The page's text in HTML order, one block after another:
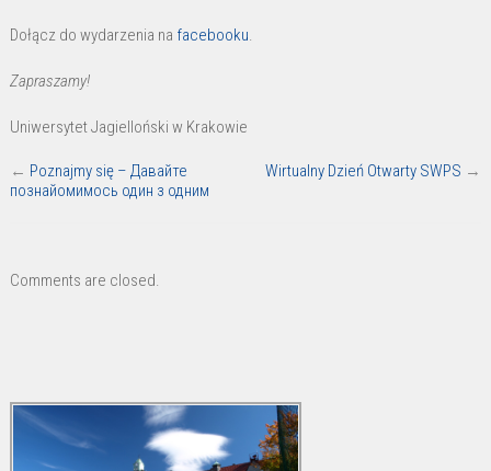
Dołącz do wydarzenia na facebooku.
Zapraszamy!
Uniwersytet Jagielloński w Krakowie
← Poznajmy się – Давайте
познайомимось один з одним
Wirtualny Dzień Otwarty SWPS →
Comments are closed.